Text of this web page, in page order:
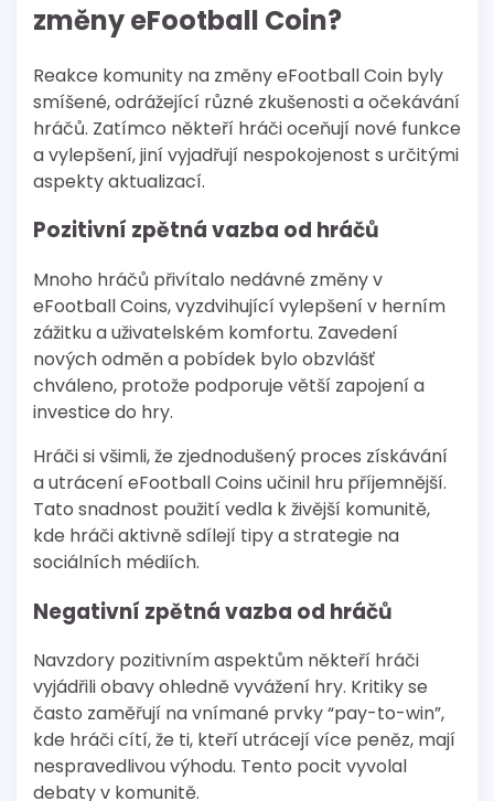
změny eFootball Coin?
Reakce komunity na změny eFootball Coin byly
smíšené, odrážející různé zkušenosti a očekávání
hráčů. Zatímco někteří hráči oceňují nové funkce
a vylepšení, jiní vyjadřují nespokojenost s určitými
aspekty aktualizací.
Pozitivní zpětná vazba od hráčů
Mnoho hráčů přivítalo nedávné změny v
eFootball Coins, vyzdvihující vylepšení v herním
zážitku a uživatelském komfortu. Zavedení
nových odměn a pobídek bylo obzvlášť
chváleno, protože podporuje větší zapojení a
investice do hry.
Hráči si všimli, že zjednodušený proces získávání
a utrácení eFootball Coins učinil hru příjemnější.
Tato snadnost použití vedla k živější komunitě,
kde hráči aktivně sdílejí tipy a strategie na
sociálních médiích.
Negativní zpětná vazba od hráčů
Navzdory pozitivním aspektům někteří hráči
vyjádřili obavy ohledně vyvážení hry. Kritiky se
často zaměřují na vnímané prvky “pay-to-win”,
kde hráči cítí, že ti, kteří utrácejí více peněz, mají
nespravedlivou výhodu. Tento pocit vyvolal
debaty v komunitě.